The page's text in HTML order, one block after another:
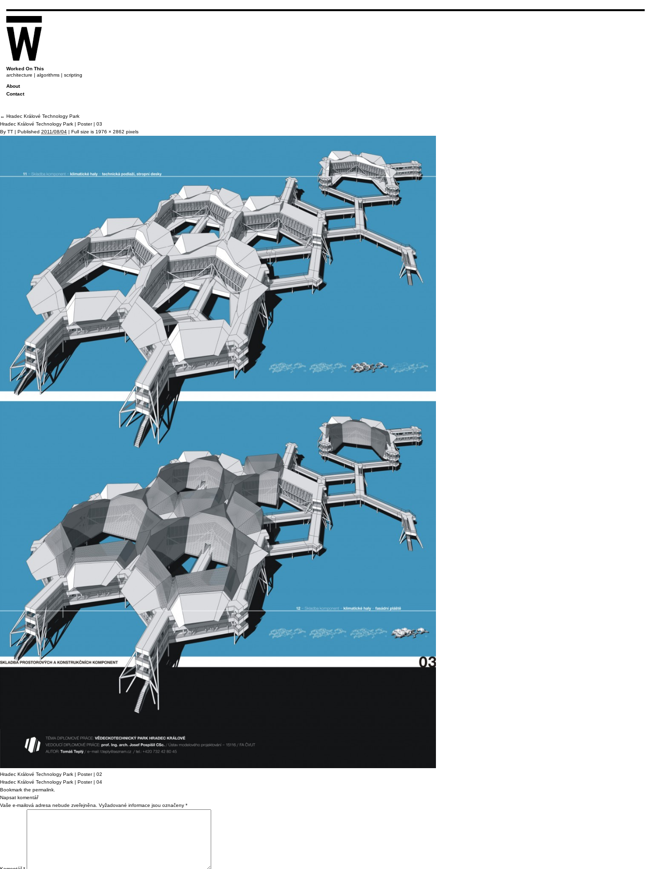
Worked On This
architecture | algorithms | scripting
About
Contact
← Hradec Králové Technology Park
Hradec Králové Technology Park | Poster | 03
By TT | Published 2011/08/04 | Full size is 1976 × 2862 pixels
Hradec Králové Technology Park | Poster | 02
Hradec Králové Technology Park | Poster | 04
Bookmark the permalink
Napsat komentář
Vaše e-mailová adresa nebude zveřejněna.
Vyžadované informace jsou označeny *